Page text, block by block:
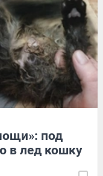
под
в лед кошку